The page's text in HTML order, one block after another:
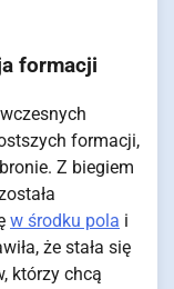
formacji
formacji,
Z biegiem
w środku pola i
że stała się
którzy chcą